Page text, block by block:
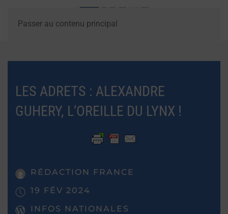
Passer au contenu principal
LES ADRETS : ALEXANDRE
GUHERY, L’OREILLE DU LYNX !
RÉDACTION FRANCE
19 FÉV 2024
INFOS NATIONALES